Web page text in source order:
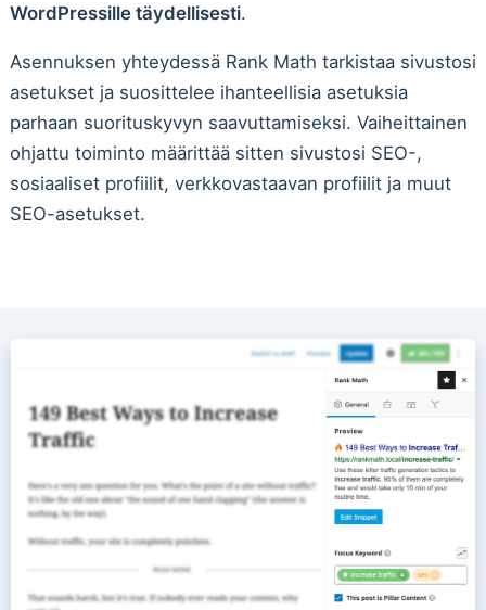
WordPressille täydellisesti.
Asennuksen yhteydessä Rank Math tarkistaa sivustosi
asetukset ja suosittelee ihanteellisia asetuksia
parhaan suorituskyvyn saavuttamiseksi. Vaiheittainen
ohjattu toiminto määrittää sitten sivustosi SEO-,
sosiaaliset profiilit, verkkovastaavan profiilit ja muut
SEO-asetukset.